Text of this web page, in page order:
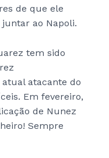
de que ele
ao Napoli.
tem sido
atacante do
Em fevereiro,
de Nunez
Sempre